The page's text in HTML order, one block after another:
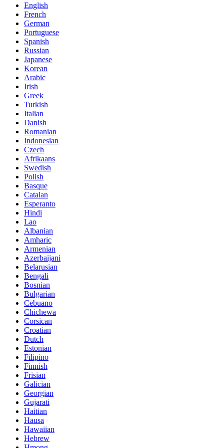
English
French
German
Portuguese
Spanish
Russian
Japanese
Korean
Arabic
Irish
Greek
Turkish
Italian
Danish
Romanian
Indonesian
Czech
Afrikaans
Swedish
Polish
Basque
Catalan
Esperanto
Hindi
Lao
Albanian
Amharic
Armenian
Azerbaijani
Belarusian
Bengali
Bosnian
Bulgarian
Cebuano
Chichewa
Corsican
Croatian
Dutch
Estonian
Filipino
Finnish
Frisian
Galician
Georgian
Gujarati
Haitian
Hausa
Hawaiian
Hebrew